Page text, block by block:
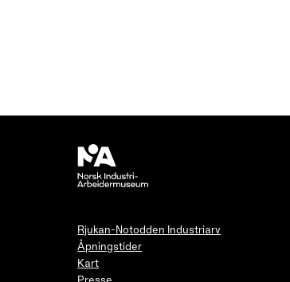
Rjukan-Notodden Industriarv
Åpningstider
Kart